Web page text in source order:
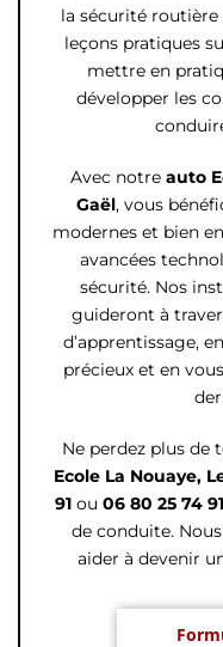
la sécurité routière
leçons pratiques
mettre en
développer les
Avec notre auto
Gaël, vous
modernes et bien
avancées
sécurité. Nos
guideront à
d’apprentissage,
précieux et en
Ne perdez plus de
Ecole La Nouaye,
91 ou 06 80 25 74 91
de conduite.
aider à devenir